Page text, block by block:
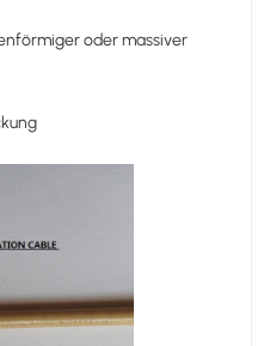
oder massiver